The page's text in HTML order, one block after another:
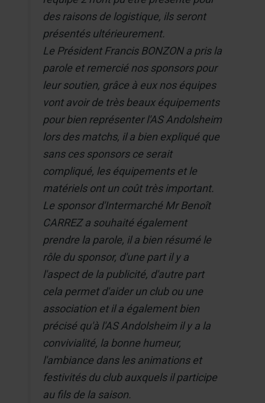
des raisons de logistique, ils seront
présentés ultérieurement.
Le Président Francis BONZON a pris la
parole et remercié nos sponsors pour
leur soutien, grâce à eux nos équipes
vont avoir de très beaux équipements
pour bien représenter l'AS Andolsheim
lors des matchs, il a bien expliqué que
sans ces sponsors ce serait
compliqué, les équipements et le
matériels ont un coût très important.
Le sponsor d'Intermarché Mr Benoît
CARREZ a souhaité également
prendre la parole, il a bien résumé le
rôle du sponsor, d'une part il y a
l'aspect de la publicité, d'autre part
cela permet d'aider un club ou une
association et il a également bien
précisé qu'à l'AS Andolsheim il y a la
convivialité, la bonne humeur,
l'ambiance dans les animations et
festivités du club auxquels il participe
au fils de la saison.